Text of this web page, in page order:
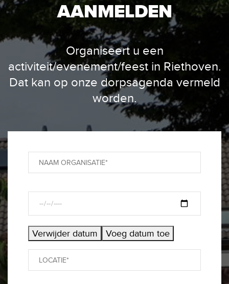
AANMELDEN
Organiseert u een
activiteit/evenement/feest in Riethoven.
Dat kan op onze dorpsagenda vermeld
worden.
Verwijder datum Voeg datum toe